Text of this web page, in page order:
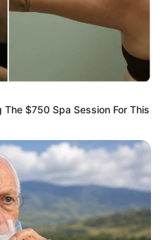
$750 Spa Session For This